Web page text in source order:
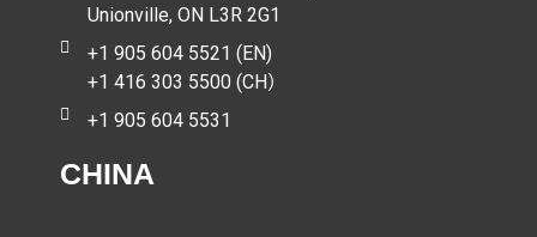
Unionville, ON L3R 2G1
+1 905 604 5521 (EN)
+1 416 303 5500 (CH）
+1 905 604 5531
CHINA